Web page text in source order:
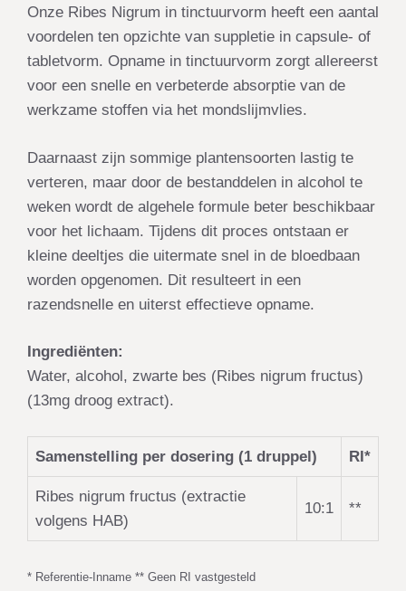
Onze Ribes Nigrum in tinctuurvorm heeft een aantal
voordelen ten opzichte van suppletie in capsule- of
tabletvorm. Opname in tinctuurvorm zorgt allereerst
voor een snelle en verbeterde absorptie van de
werkzame stoffen via het mondslijmvlies.
Daarnaast zijn sommige plantensoorten lastig te
verteren, maar door de bestanddelen in alcohol te
weken wordt de algehele formule beter beschikbaar
voor het lichaam. Tijdens dit proces ontstaan er
kleine deeltjes die uitermate snel in de bloedbaan
worden opgenomen. Dit resulteert in een
razendsnelle en uiterst effectieve opname.
Ingrediënten:
Water, alcohol, zwarte bes (Ribes nigrum fructus)
(13mg droog extract).
Samenstelling per dosering (1 druppel) RI*
Ribes nigrum fructus (extractie
volgens HAB)
10:1 **
* Referentie-Inname ** Geen RI vastgesteld